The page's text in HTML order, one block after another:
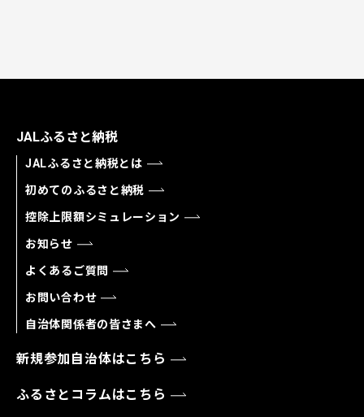
JALふるさと納税
JALふるさと納税とは
初めてのふるさと納税
控除上限額シミュレーション
お知らせ
よくあるご質問
お問い合わせ
自治体関係者の皆さまへ
新規参加自治体はこちら
ふるさとコラムはこちら